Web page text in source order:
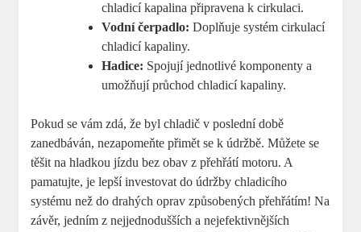
chladicí kapalina připravena k cirkulaci.
Vodní čerpadlo: Doplňuje systém cirkulací
chladicí kapaliny.
Hadice: Spojují jednotlivé komponenty a
umožňují průchod chladicí kapaliny.
Pokud se vám zdá, že byl chladič v poslední době
zanedbáván, nezapomeňte přimět se k údržbě. Můžete se
těšit na hladkou jízdu bez obav z přehřátí motoru. A
pamatujte, je lepší investovat do údržby chladicího
systému než do drahých oprav způsobených přehřátím! Na
závěr, jedním z nejjednodušších a nejefektivnějších